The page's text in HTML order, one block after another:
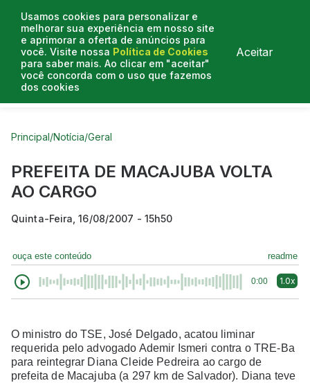
Usamos cookies para personalizar e
melhorar sua experiência em nosso site
e aprimorar a oferta de anúncios para
você. Visite nossa Política de Cookies
para saber mais. Ao clicar em "aceitar"
você concorda com o uso que fazemos
dos cookies
Aceitar
Curtas do Poder
Principal/Notícia/Geral
PREFEITA DE MACAJUBA VOLTA
AO CARGO
Quinta-Feira, 16/08/2007 - 15h50
ouça este conteúdo readme
0:00 1.0x
O ministro do TSE, José Delgado, acatou liminar
requerida pelo advogado Ademir Ismeri contra o TRE-Ba
para reintegrar Diana Cleide Pedreira ao cargo de
prefeita de Macajuba (a 297 km de Salvador). Diana teve